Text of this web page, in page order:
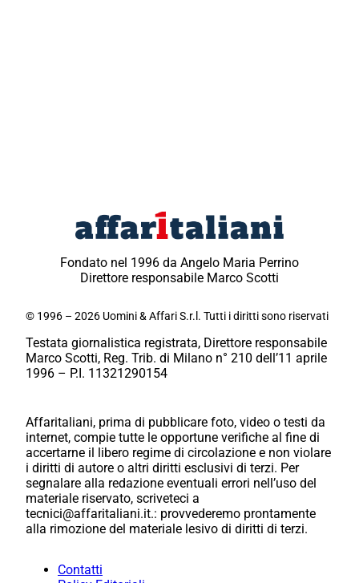
Fondato nel 1996 da Angelo Maria Perrino
Direttore responsabile Marco Scotti
© 1996 – 2026 Uomini & Affari S.r.l. Tutti i diritti sono riservati
Testata giornalistica registrata, Direttore responsabile
Marco Scotti, Reg. Trib. di Milano n° 210 dell’11 aprile
1996 – P.I. 11321290154
Affaritaliani, prima di pubblicare foto, video o testi da
internet, compie tutte le opportune verifiche al fine di
accertarne il libero regime di circolazione e non violare
i diritti di autore o altri diritti esclusivi di terzi. Per
segnalare alla redazione eventuali errori nell’uso del
materiale riservato, scriveteci a
tecnici@affaritaliani.it.: provvederemo prontamente
alla rimozione del materiale lesivo di diritti di terzi.
Contatti